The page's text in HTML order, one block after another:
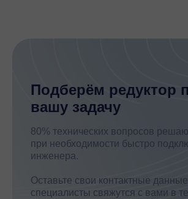
Подберём редуктор
вашу задачу
80% технических вопросов
при необходимости быстро
инженера.
Оставьте свои контактные
специалисты свяжутся с вами в